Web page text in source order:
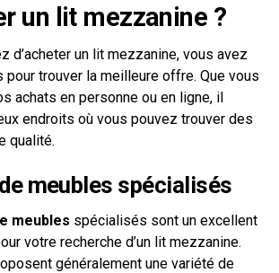
un lit mezzanine ?
d’acheter un lit mezzanine, vous avez
trouver la meilleure offre. Que vous
achats en personne ou en ligne, il
endroits où vous pouvez trouver des
qualité.
meubles spécialisés
meubles spécialisés sont un excellent
votre recherche d’un lit mezzanine.
généralement une variété de